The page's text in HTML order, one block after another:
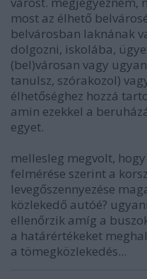
most az élhető
belvárosban laknának
dolgozni, iskolába,
(bel)városan vagy
tanulsz, szórakozol)
élhetőséghez hozzá
amin ezekkel a
egyet.
mellesleg megvolt,
felmérése szerint a
levegőszennyezése
közlekedő autóé?
ellenőrzik amíg a
a határértékeket
a tömegközlekedés...